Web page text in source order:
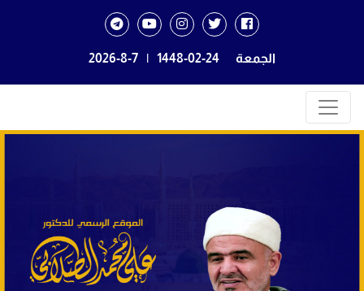
الجمعة 1448-02-24
|
2026-8-7